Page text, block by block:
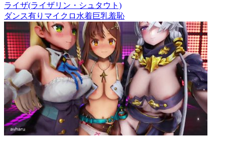
ライザ(ライザリン・シュタウト)
ダンス有り マイクロ水着巨乳羞恥